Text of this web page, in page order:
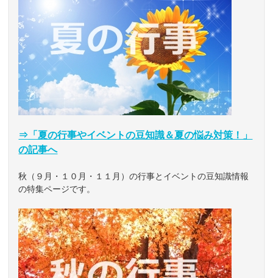
⇒「夏の行事やイベントの豆知識＆夏の悩み対策！」
の記事へ
秋（９月・１０月・１１月）の行事とイベントの豆知識情報
の特集ページです。